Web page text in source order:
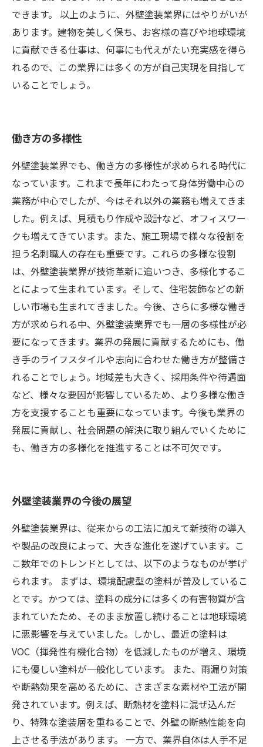
できます。 以上のように、外壁塗装業界にはやりがいが
あります。建物を美しく保ち、お客様の喜びや地球環境
に貢献できる仕事は、何事にも代えがたい充実感を得ら
れるので、この業界には多くの方が自己実現を目指して
いることでしょう。
働き方の多様性
外壁塗装業界でも、働き方の多様性が求められる時代に
なっています。これまで長年にわたって身体労働中心の
業務が中心でしたが、今はそれ以外の業務も増えてきま
した。例えば、見積もり作成や設計など、オフィスワー
クも増えてきています。また、施工現場で様々な役割を
担う名刺職人の存在も重要です。これらの多様な役割
は、外壁塗装業界が技術革新に追いつき、多様化するこ
とによって生まれています。そして、住宅装飾などの新
しい市場も生まれてきました。今後、さらに多様な働き
方が求められる中、外壁塗装業界でも一層の多様性が必
要になってきます。業界の発展に貢献するためにも、働
き手のライフスタイルや志向に合わせた働き方が整備さ
れることでしょう。地域差も大きく、採用条件や待遇面
など、様々な要因が影響しているため、より多様な働き
方を支援することも重要になっています。今後も業界の
発展に貢献し、社会問題の解決に取り組んでいくために
も、働き方の多様化を推進することは不可欠です。
外壁塗装業界の今後の展望
外壁塗装業界は、従来からの工法に加えて新技術の導入
や製品の改良によって、大きな進化を遂げています。こ
こ数年でのトレンドとしては、以下のようなものが挙げ
られます。 まずは、環境配慮型の塗料が普及しているこ
とです。かつては、塗料の成分には多くの有害物質が含
まれていたため、そのまま放置し続けることは地球環境
に悪影響を与えていました。しかし、最近の塗料は
VOC（揮発性有機化合物）を低減したものが増え、環境
にも優しい塗料が一般化しています。 また、雨漏り対策
や断熱効果を高めるために、さまざまな素材や工法が開
発されています。例えば、断熱材を塗料に混ぜ込んだ
り、特殊な塗装層を重ねることで、外壁の断熱性能を向
上させる手法があります。 一方で、業界自体は人手不足